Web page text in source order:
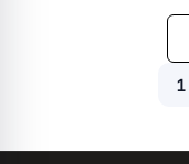
1